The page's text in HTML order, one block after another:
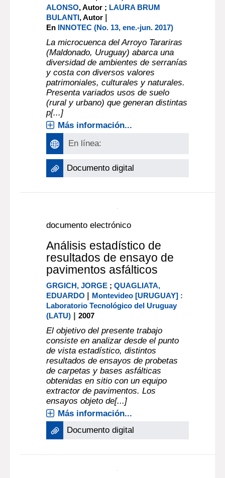
presiones como
herramienta de gestión
integrada de cuencas. El
caso de la microcuenca
Tarariras, Maldonado,
Uruguay
NICOLAS SILVERA, Autor ;FIDEL
OLIVERA , Autor ;ROSINA FRACHIA
Autor ;INES ARMAND UGON, Autor ;
MARIANA GARRIDO SILVEIRA
SOFIA FASCIOLI
, Autor ;
LOS SANTOS , Autor ;JAVIER GARCIA
ALONSO , Autor ;
BULANTI
EnINNOTEC (No. 13, ene.-jun. 2017)
La microcuenca del Arroyo Tarariras
diversidad de ambientes de serranías
Presenta variados usos de suelo
p[...]
Más información...
En línea:
Documento digital
documento electrónico
Análisis estadístico de
resultados de ensayo de
pavimentos asfálticos
GRGICH, JORGE;QUAGLIATA,
EDUARDO |Montevideo [URUGUAY] :
Laboratorio Tecnológico del Uruguay
consiste en analizar desde el punto